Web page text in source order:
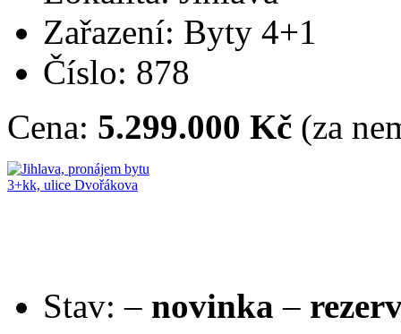
Zařazení: Byty 4+1
Číslo: 878
Cena: 5.299.000 Kč (za
Stav: – novinka –